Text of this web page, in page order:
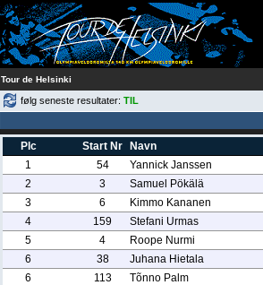
Tour de Helsinki
følg seneste resultater: TIL
Plc Start Nr
Navn
1
54
Yannick Janssen
2
3
Samuel Pökälä
3
6
Kimmo Kananen
4
159
Stefani Urmas
5
4
Roope Nurmi
6
38
Juhana Hietala
6
113
Tõnno Palm